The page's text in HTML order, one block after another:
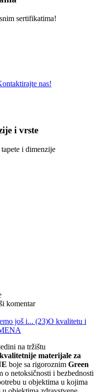
sertifikatima!
nas!
i vrste
i dimenzije
komentar
još i... (23)O kvalitetu i
na tržištu
tnije materijale za
boje sa rigoroznim Green
o netoksičnosti i bezbednosti
u objektima u kojima